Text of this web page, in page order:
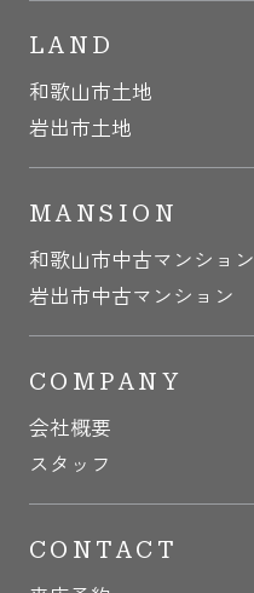
LAND
和歌山市土地
岩出市土地
MANSION
和歌山市中古マンション
岩出市中古マンション
COMPANY
会社概要
スタッフ
CONTACT